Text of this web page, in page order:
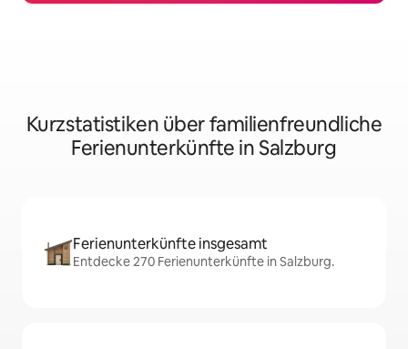
Kurzstatistiken über familienfreundliche
Ferienunterkünfte in Salzburg
Ferienunterkünfte insgesamt
Entdecke 270 Ferienunterkünfte in Salzburg.